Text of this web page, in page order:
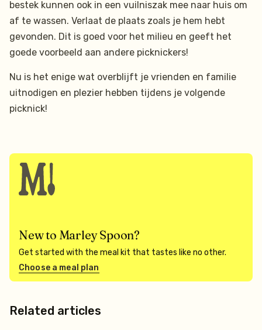
bestek kunnen ook in een vuilniszak mee naar huis om
af te wassen. Verlaat de plaats zoals je hem hebt
gevonden. Dit is goed voor het milieu en geeft het
goede voorbeeld aan andere picknickers!
Nu is het enige wat overblijft je vrienden en familie
uitnodigen en plezier hebben tijdens je volgende
picknick!
New to Marley Spoon?
Get started with the meal kit that tastes like no other.
Choose a meal plan
Related articles